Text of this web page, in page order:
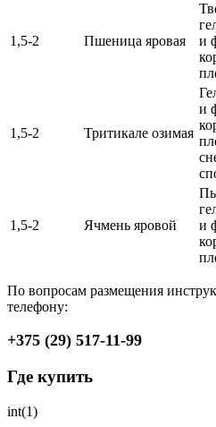
1,5-2 Пшеница яровая
и
1,5-2 Тритикале озимая
и
1,5-2 Ячмень яровой
и
По вопросам размещения
телефону:
+375 (29) 517-11-99
Где купить
int(1)